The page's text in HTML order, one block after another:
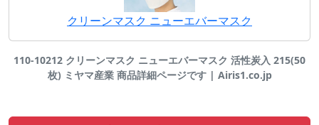
クリーンマスク ニューエバーマスク
110-10212 クリーンマスク ニューエバーマスク 活性炭入 215(50
枚) ミヤマ産業 商品詳細ページです | Airis1.co.jp